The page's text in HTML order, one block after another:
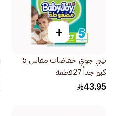
+
بيبي جوي حفاضات مقاس 5
كبير جداً 27قطعة
43.95